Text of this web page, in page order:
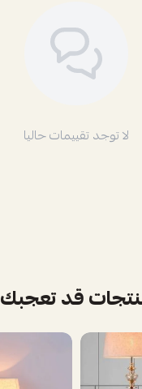
لا توجد تقييمات حاليا
قد تعجبك